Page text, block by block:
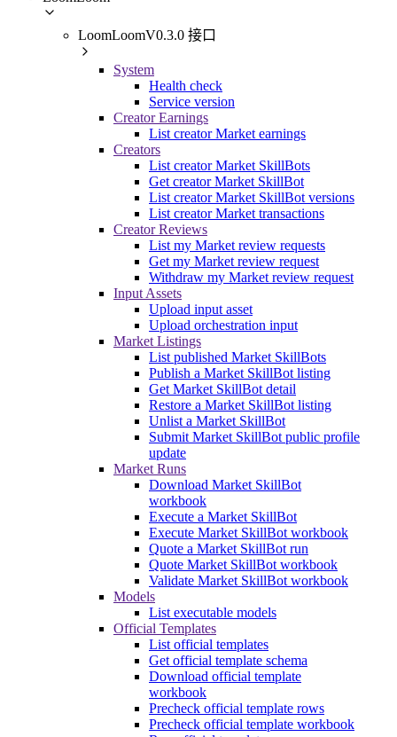
LoomLoomV0.3.0 接口
System
Health check
Service version
Creator Earnings
List creator Market earnings
Creators
List creator Market SkillBots
Get creator Market SkillBot
List creator Market SkillBot versions
List creator Market transactions
Creator Reviews
List my Market review requests
Get my Market review request
Withdraw my Market review request
Input Assets
Upload input asset
Upload orchestration input
Market Listings
List published Market SkillBots
Publish a Market SkillBot listing
Get Market SkillBot detail
Restore a Market SkillBot listing
Unlist a Market SkillBot
Submit Market SkillBot public profile
update
Market Runs
Download Market SkillBot
workbook
Execute a Market SkillBot
Execute Market SkillBot workbook
Quote a Market SkillBot run
Quote Market SkillBot workbook
Validate Market SkillBot workbook
Models
List executable models
Official Templates
List official templates
Get official template schema
Download official template
workbook
Precheck official template rows
Precheck official template workbook